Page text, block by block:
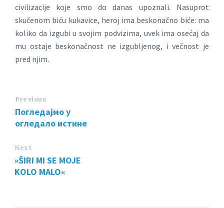
civilizacije koje smo do danas upoznali. Nasuprot
skučenom biću kukavice, heroj ima beskonačno biće: ma
koliko da izgubi u svojim podvizima, uvek ima osećaj da
mu ostaje beskonačnost ne izgubljenog, i večnost je
pred njim.
Previous
Погледајмо у
огледало истине
Next
»ŠIRI MI SE MOJE
KOLO MALO«